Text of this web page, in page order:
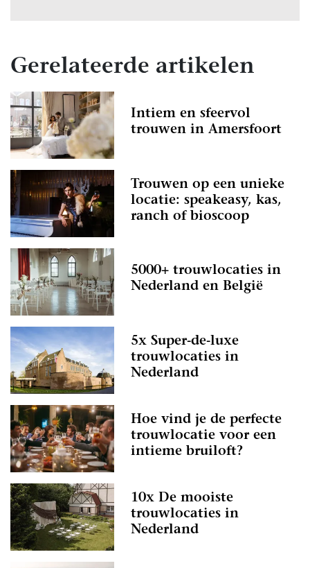
Gerelateerde artikelen
Intiem en sfeervol
trouwen in Amersfoort
Trouwen op een unieke
locatie: speakeasy, kas,
ranch of bioscoop
5000+ trouwlocaties in
Nederland en België
5x Super-de-luxe
trouwlocaties in
Nederland
Hoe vind je de perfecte
trouwlocatie voor een
intieme bruiloft?
10x De mooiste
trouwlocaties in
Nederland